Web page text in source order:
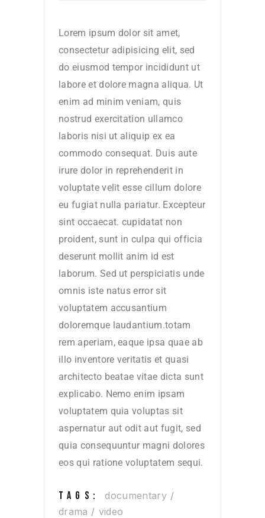
Lorem ipsum dolor sit amet,
consectetur adipisicing elit, sed
do eiusmod tempor incididunt ut
labore et dolore magna aliqua. Ut
enim ad minim veniam, quis
nostrud exercitation ullamco
laboris nisi ut aliquip ex ea
commodo consequat. Duis aute
irure dolor in reprehenderit in
voluptate velit esse cillum dolore
eu fugiat nulla pariatur. Excepteur
sint occaecat. cupidatat non
proident, sunt in culpa qui officia
deserunt mollit anim id est
laborum. Sed ut perspiciatis unde
omnis iste natus error sit
voluptatem accusantium
doloremque laudantium.totam
rem aperiam, eaque ipsa quae ab
illo inventore veritatis et quasi
architecto beatae vitae dicta sunt
explicabo. Nemo enim ipsam
voluptatem quia voluptas sit
aspernatur aut odit aut fugit, sed
quia consequuntur magni dolores
eos qui ratione voluptatem sequi.
TAGS:
documentary
drama
video